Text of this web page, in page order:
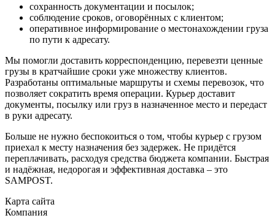
сохранность документации и посылок;
соблюдение сроков, оговорённых с клиентом;
оперативное информирование о местонахождении груза
по пути к адресату.
Мы помогли доставить корреспонденцию, перевезти ценные
грузы в кратчайшие сроки уже множеству клиентов.
Разработаны оптимальные маршруты и схемы перевозок, что
позволяет сократить время операции. Курьер доставит
документы, посылку или груз в назначенное место и передаст
в руки адресату.
Больше не нужно беспокоиться о том, чтобы курьер с грузом
приехал к месту назначения без задержек. Не придётся
переплачивать, расходуя средства бюджета компании. Быстрая
и надёжная, недорогая и эффективная доставка – это
SAMPOST.
Карта сайта
Компания